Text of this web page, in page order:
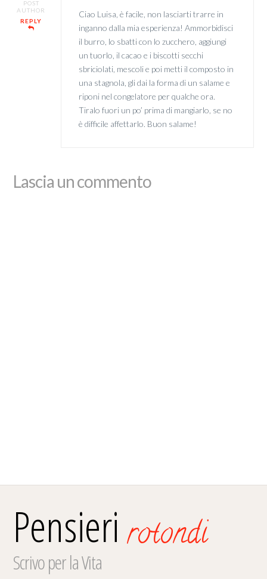
POST
AUTHOR
REPLY
Ciao Luisa, è facile, non lasciarti trarre in
inganno dalla mia esperienza! Ammorbidisci
il burro, lo sbatti con lo zucchero, aggiungi
un tuorlo, il cacao e i biscotti secchi
sbriciolati, mescoli e poi metti il composto in
una stagnola, gli dai la forma di un salame e
riponi nel congelatore per qualche ora.
Tiralo fuori un po’ prima di mangiarlo, se no
è difficile affettarlo. Buon salame!
Lascia un commento
Pensierirotondi
Scrivo per la Vita